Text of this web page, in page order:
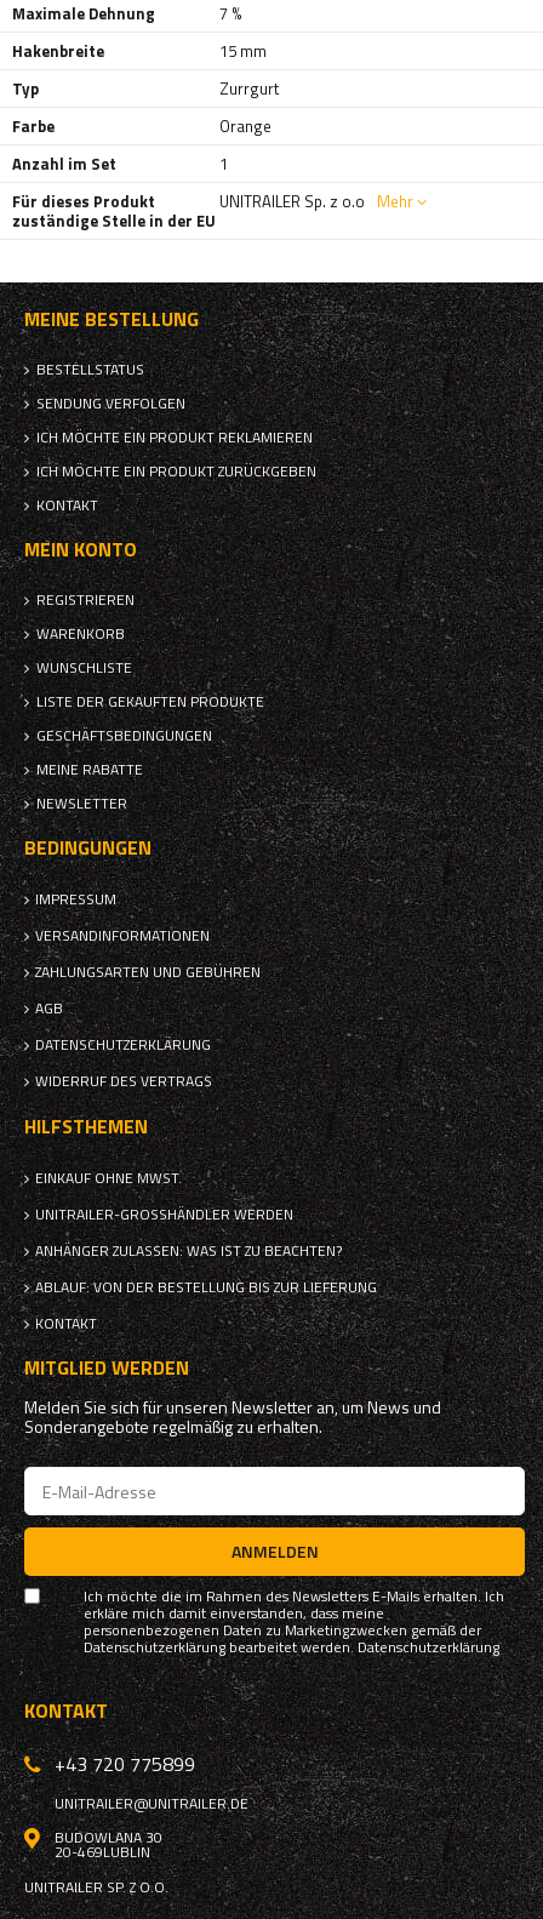
Maximale Dehnung
7 %
Hakenbreite
15 mm
Typ
Zurrgurt
Farbe
Orange
Anzahl im Set
1
Für dieses Produkt
zuständige Stelle in der EU
UNITRAILER Sp. z o.o Mehr
MEINE BESTELLUNG
BESTELLSTATUS
SENDUNG VERFOLGEN
ICH MÖCHTE EIN PRODUKT REKLAMIEREN
ICH MÖCHTE EIN PRODUKT ZURÜCKGEBEN
KONTAKT
MEIN KONTO
REGISTRIEREN
WARENKORB
WUNSCHLISTE
LISTE DER GEKAUFTEN PRODUKTE
GESCHÄFTSBEDINGUNGEN
MEINE RABATTE
NEWSLETTER
BEDINGUNGEN
IMPRESSUM
VERSANDINFORMATIONEN
ZAHLUNGSARTEN UND GEBÜHREN
AGB
DATENSCHUTZERKLÄRUNG
WIDERRUF DES VERTRAGS
HILFSTHEMEN
EINKAUF OHNE MWST.
UNITRAILER-GROSSHÄNDLER WERDEN
ANHÄNGER ZULASSEN: WAS IST ZU BEACHTEN?
ABLAUF: VON DER BESTELLUNG BIS ZUR LIEFERUNG
KONTAKT
MITGLIED WERDEN
Melden Sie sich für unseren Newsletter an, um News und
Sonderangebote regelmäßig zu erhalten.
ANMELDEN
Ich möchte die im Rahmen des Newsletters E-Mails erhalten. Ich
erkläre mich damit einverstanden, dass meine
personenbezogenen Daten zu Marketingzwecken gemäß der
Datenschutzerklärung bearbeitet werden.Datenschutzerklärung
KONTAKT
+43 720 775899
UNITRAILER@UNITRAILER.DE
BUDOWLANA 30
20-469LUBLIN
UNITRAILER SP. Z O.O.